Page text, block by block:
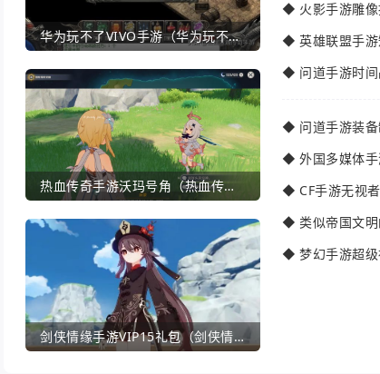
华为玩不了VIVO手游（华为玩不了VIVO手游怎么办）
热血传奇手游沃玛号角（热血传奇沃玛装备隐藏属性）
剑侠情缘手游VIP15礼包（剑侠情缘手游VIP1到18一共要花多少钱）
◆ 火影手游雕
◆ 英雄联盟手
◆ 问道手游时
◆ 问道手游装
◆ 外国多媒体手
◆ CF手游无视
◆ 类似帝国文
◆ 梦幻手游超